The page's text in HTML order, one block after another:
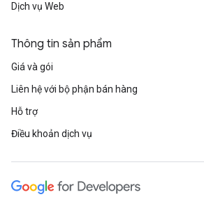
Dịch vụ Web
Thông tin sản phẩm
Giá và gói
Liên hệ với bộ phận bán hàng
Hỗ trợ
Điều khoản dịch vụ